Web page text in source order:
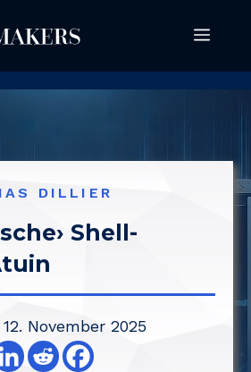
Menü
DILLIER
Shell-
12. November 2025